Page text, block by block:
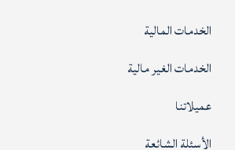
الخدمات المالية
الخدمات الغير مالية
عميلاتنا
الأسئلة الشائعة